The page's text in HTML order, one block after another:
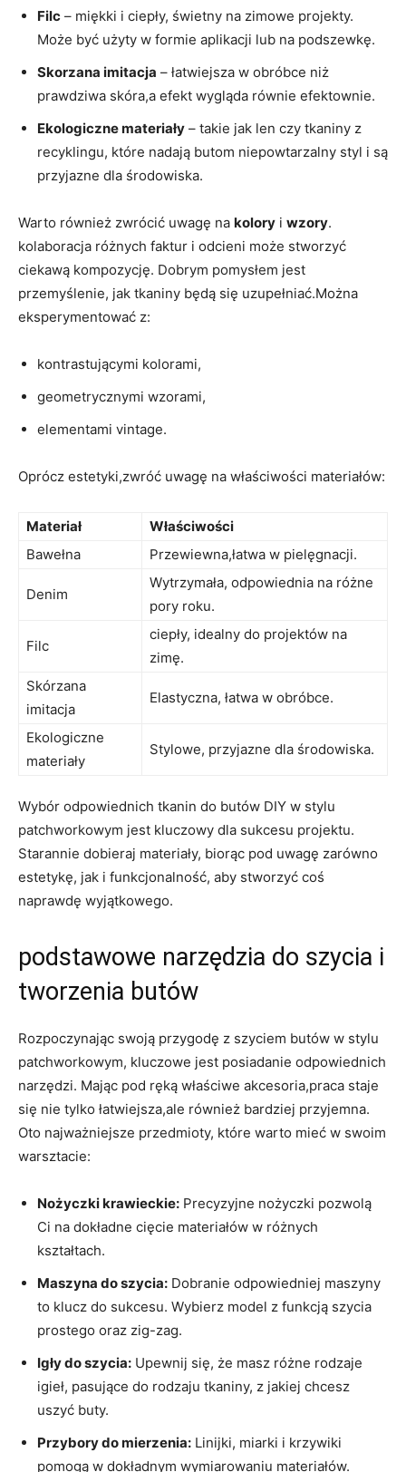
Filc – miękki i ciepły, świetny na zimowe projekty.
Może być użyty w formie aplikacji lub na podszewkę.
Skorzana imitacja – łatwiejsza w obróbce niż
prawdziwa skóra,a efekt wygląda równie efektownie.
Ekologiczne materiały – takie jak len czy tkaniny z
recyklingu, które nadają butom niepowtarzalny styl i są
przyjazne dla środowiska.
Warto również zwrócić uwagę na kolory i wzory.
kolaboracja różnych faktur i odcieni może stworzyć
ciekawą kompozycję. Dobrym pomysłem jest
przemyślenie, jak tkaniny będą się uzupełniać.Można
eksperymentować z:
kontrastującymi kolorami,
geometrycznymi wzorami,
elementami vintage.
Oprócz estetyki,zwróć uwagę na właściwości materiałów:
Materiał
Właściwości
Bawełna
Przewiewna,łatwa w pielęgnacji.
Denim
Wytrzymała, odpowiednia na różne
pory roku.
Filc
ciepły, idealny do projektów na
zimę.
Skórzana
imitacja
Elastyczna, łatwa w obróbce.
Ekologiczne
materiały
Stylowe, przyjazne dla środowiska.
Wybór odpowiednich tkanin do butów DIY w stylu
patchworkowym jest kluczowy dla sukcesu projektu.
Starannie dobieraj materiały, biorąc pod uwagę zarówno
estetykę, jak i funkcjonalność, aby stworzyć coś
naprawdę wyjątkowego.
podstawowe narzędzia do szycia i
tworzenia butów
Rozpoczynając swoją przygodę z szyciem butów w stylu
patchworkowym, kluczowe jest posiadanie odpowiednich
narzędzi. Mając pod ręką właściwe akcesoria,praca staje
się nie tylko łatwiejsza,ale również bardziej przyjemna.
Oto najważniejsze przedmioty, które warto mieć w swoim
warsztacie:
Nożyczki krawieckie: Precyzyjne nożyczki pozwolą
Ci na dokładne cięcie materiałów w różnych
kształtach.
Maszyna do szycia: Dobranie odpowiedniej maszyny
to klucz do sukcesu. Wybierz model z funkcją szycia
prostego oraz zig-zag.
Igły do szycia: Upewnij się, że masz różne rodzaje
igieł, pasujące do rodzaju tkaniny, z jakiej chcesz
uszyć buty.
Przybory do mierzenia: Linijki, miarki i krzywiki
pomogą w dokładnym wymiarowaniu materiałów.